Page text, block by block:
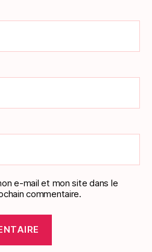
e-mail et mon site dans le
commentaire.